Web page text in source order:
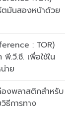
ตมันสองหน้าด้วย
: TOR)
.วี.ซี. เพื่อใช้ใน
าย
องพลาสติกสำหรับ
ธีการทาง